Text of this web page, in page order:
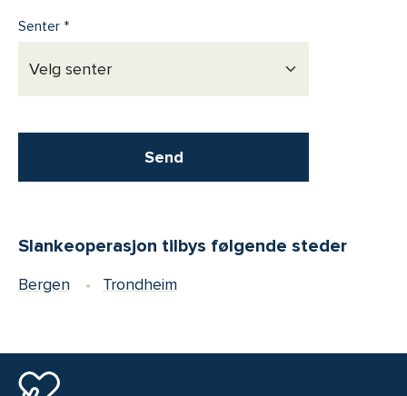
Senter
Send
Slankeoperasjon tilbys følgende steder
Bergen Trondheim